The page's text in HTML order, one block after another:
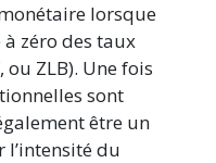
lorsque
zéro des taux
, ou ZLB). Une fois
sont
être un
du